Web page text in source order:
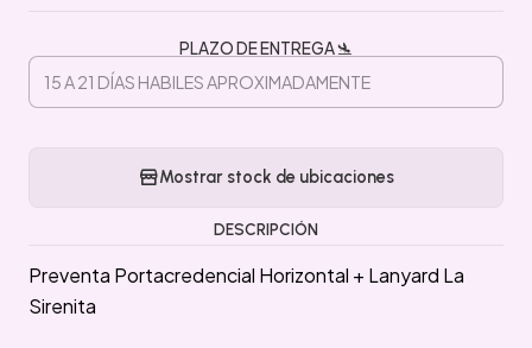
PLAZO DE ENTREGA 🛬
Mostrar stock de ubicaciones
DESCRIPCIÓN
Preventa Portacredencial Horizontal + Lanyard La
Sirenita